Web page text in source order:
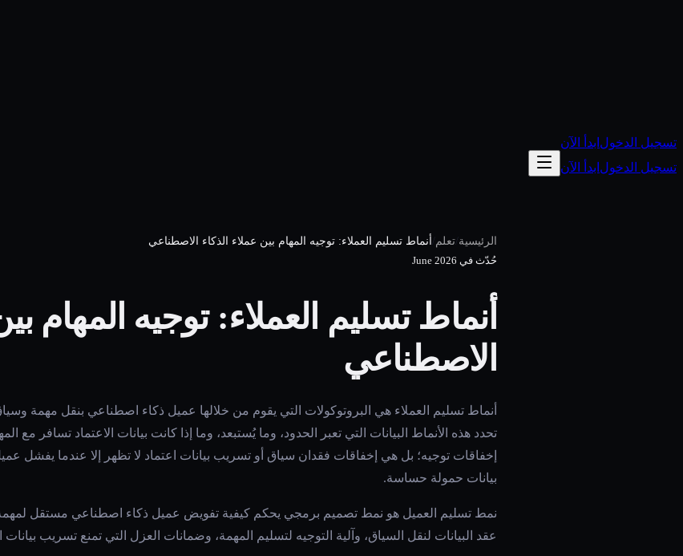
تسجيل الدخول ابدأ الآن
تسجيل الدخول ابدأ الآن
الرئيسية/تعلم/ أنماط تسليم العملاء: توجيه المهام بين عملاء الذكاء الاصطناعي
حُدّث في June 2026
أنماط تسليم العملاء: توجيه المهام
الاصطناعي
أنماط تسليم العملاء هي البروتوكولات التي يقوم من خلالها عميل ذكاء اصطناعي بنقل مهمة
تحدد هذه الأنماط البيانات التي تعبر الحدود، وما يُستبعد، وما إذا كانت بيانات الاعتماد تسافر
إخفاقات توجيه؛ بل هي إخفاقات فقدان سياق أو تسريب بيانات اعتماد لا تظهر إلا عندما
بيانات حمولة حساسة.
نمط تسليم العميل هو نمط تصميم برمجي يحكم كيفية تفويض عميل ذكاء اصطناعي مستقل
عقد البيانات لنقل السياق، وآلية التوجيه لتسليم المهمة، وضمانات العزل التي تمنع تسريب بيانات